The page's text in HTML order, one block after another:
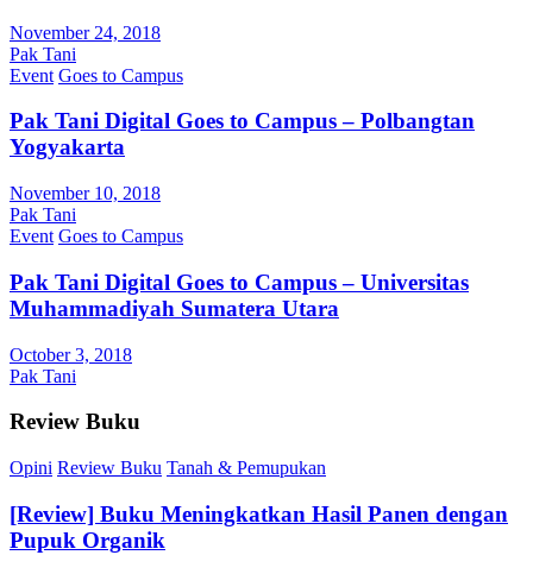
November 24, 2018
Pak Tani
Event Goes to Campus
Pak Tani Digital Goes to Campus – Polbangtan
Yogyakarta
November 10, 2018
Pak Tani
Event Goes to Campus
Pak Tani Digital Goes to Campus – Universitas
Muhammadiyah Sumatera Utara
October 3, 2018
Pak Tani
Review Buku
Opini Review Buku Tanah & Pemupukan
[Review] Buku Meningkatkan Hasil Panen dengan
Pupuk Organik